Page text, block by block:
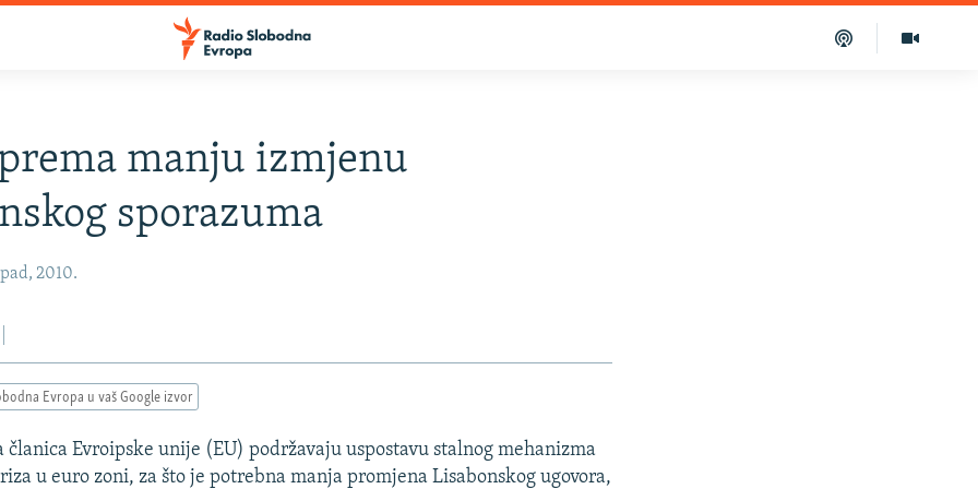
manju izmjenu
sporazuma
2010.
Evropa u vaš Google izvor
članica Evroipske unije (EU) podržavaju uspostavu stalnog mehanizma
u euro zoni, za što je potrebna manja promjena Lisabonskog ugovora,